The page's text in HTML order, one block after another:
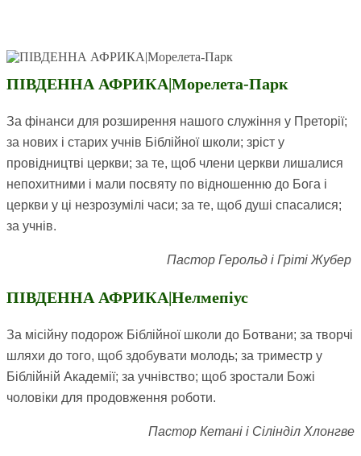
ПІВДЕННА АФРИКА|Морелета-Парк
За фінанси для розширення нашого служіння у Преторії;
за нових і старих учнів Біблійної школи; зріст у
провідництві церкви; за те, щоб члени церкви лишалися
непохитними і мали посвяту по відношенню до Бога і
церкви у ці незрозумілі часи; за те, щоб душі спасалися;
за учнів.
Пастор Герольд і Гріті Жубер
ПІВДЕННА АФРИКА|Нелмепіус
За місійну подорож Біблійної школи до Ботвани; за творчі
шляхи до того, щоб здобувати молодь; за триместр у
Біблійній Академії; за учнівство; щоб зростали Божі
чоловіки для продовження роботи.
Пастор Кетані і Сілінділ Хлонгве